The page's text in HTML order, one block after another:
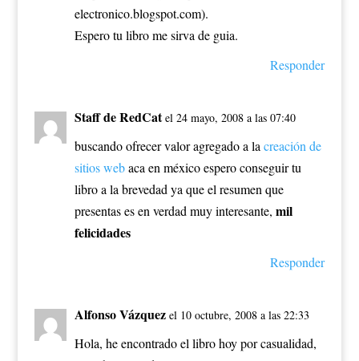
electronico.blogspot.com).
Espero tu libro me sirva de guia.
Responder
Staff de RedCat el 24 mayo, 2008 a las 07:40
buscando ofrecer valor agregado a la creación de
sitios webaca en méxico espero conseguir tu
libro a la brevedad ya que el resumen que
presentas es en verdad muy interesante, mil
felicidades
Responder
Alfonso Vázquez el 10 octubre, 2008 a las 22:33
Hola, he encontrado el libro hoy por casualidad,